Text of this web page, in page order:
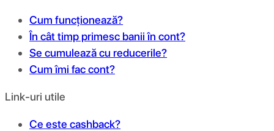
Cum funcționează?
În cât timp primesc banii în cont?
Se cumulează cu reducerile?
Cum îmi fac cont?
Link-uri utile
Ce este cashback?